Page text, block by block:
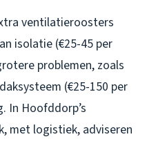
ventilatieroosters
isolatie (€25-45 per
problemen, zoals
(€25-150 per
In Hoofddorp’s
met logistiek, adviseren